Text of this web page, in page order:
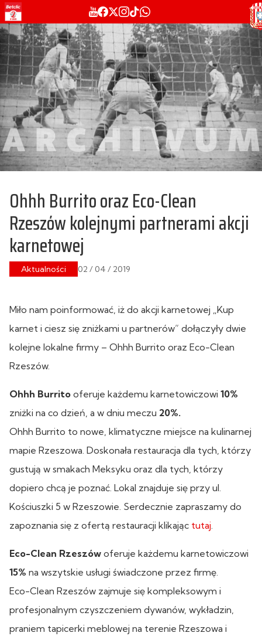
Ohhh Burrito oraz Eco-Clean
Rzeszów kolejnymi partnerami akcji
karnetowej
Aktualności 02 / 04 / 2019
Miło nam poinformować, iż do akcji karnetowej „Kup
karnet i ciesz się zniżkami u partnerów” dołączyły dwie
kolejne lokalne firmy – Ohhh Burrito oraz Eco-Clean
Rzeszów.
Ohhh Burrito oferuje każdemu karnetowiczowi 10%
zniżki na co dzień, a w dniu meczu 20%.
Ohhh Burrito to nowe, klimatyczne miejsce na kulinarnej
mapie Rzeszowa. Doskonała restauracja dla tych, którzy
gustują w smakach Meksyku oraz dla tych, którzy
dopiero chcą je poznać. Lokal znajduje się przy ul.
Kościuszki 5 w Rzeszowie. Serdecznie zapraszamy do
zapoznania się z ofertą restauracji klikając tutaj
Eco-Clean Rzeszów oferuje każdemu karnetowiczowi
15% na wszytskie usługi świadczone przez firmę.
Eco-Clean Rzeszów zajmuje się kompleksowym i
profesjonalnym czyszczeniem dywanów, wykładzin,
praniem tapicerki meblowej na terenie Rzeszowa i